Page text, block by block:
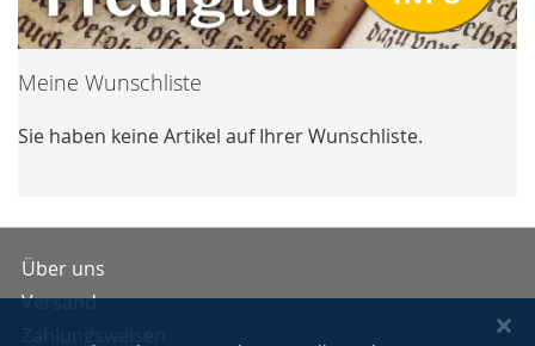
Meine Wunschliste
Sie haben keine Artikel auf Ihrer Wunschliste.
Über uns
Versand